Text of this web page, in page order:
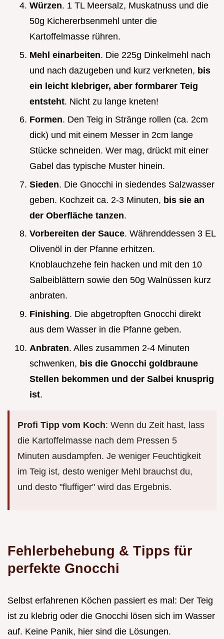
Würzen. 1 TL Meersalz, Muskatnuss und die
50g Kichererbsenmehl unter die
Kartoffelmasse rühren.
Mehl einarbeiten. Die 225g Dinkelmehl nach
und nach dazugeben und kurz verkneten, bis
ein leicht klebriger, aber formbarer Teig
entsteht. Nicht zu lange kneten!
Formen. Den Teig in Stränge rollen (ca. 2cm
dick) und mit einem Messer in 2cm lange
Stücke schneiden. Wer mag, drückt mit einer
Gabel das typische Muster hinein.
Sieden. Die Gnocchi in siedendes Salzwasser
geben. Kochzeit ca. 2-3 Minuten, bis sie an
der Oberfläche tanzen.
Vorbereiten der Sauce. Währenddessen 3 EL
Olivenöl in der Pfanne erhitzen.
Knoblauchzehe fein hacken und mit den 10
Salbeiblättern sowie den 50g Walnüssen kurz
anbraten.
Finishing. Die abgetropften Gnocchi direkt
aus dem Wasser in die Pfanne geben.
Anbraten. Alles zusammen 2-4 Minuten
schwenken, bis die Gnocchi goldbraune
Stellen bekommen und der Salbei knusprig
ist.
Profi Tipp vom Koch: Wenn du Zeit hast, lass
die Kartoffelmasse nach dem Pressen 5
Minuten ausdampfen. Je weniger Feuchtigkeit
im Teig ist, desto weniger Mehl brauchst du,
und desto "fluffiger" wird das Ergebnis.
Fehlerbehebung & Tipps für
perfekte Gnocchi
Selbst erfahrenen Köchen passiert es mal: Der Teig
ist zu klebrig oder die Gnocchi lösen sich im Wasser
auf. Keine Panik, hier sind die Lösungen.